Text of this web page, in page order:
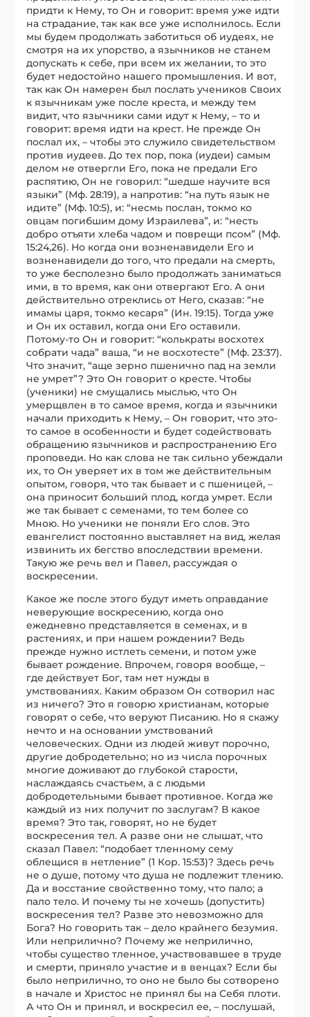
придти к Нему, то Он и говорит: время уже идти
на страдание, так как все уже исполнилось. Если
мы будем продолжать заботиться об иудеях, не
смотря на их упорство, а язычников не станем
допускать к себе, при всем их желании, то это
будет недостойно нашего промышления. И вот,
так как Он намерен был послать учеников Своих
к язычникам уже после креста, и между тем
видит, что язычники сами идут к Нему, – то и
говорит: время идти на крест. Не прежде Он
послал их, – чтобы это служило свидетельством
против иудеев. До тех пор, пока (иудеи) самым
делом не отвергли Его, пока не предали Его
распятию, Он не говорил: “шедше научите вся
языки” (Мф. 28:19), а напротив: “на путь язык не
идите” (Мф. 10:5), и: “несмь послан, токмо ко
овцам погибшим дому Израилева”, и: “несть
добро отъяти хлеба чадом и поврещи псом” (Мф.
15:24,26). Но когда они возненавидели Его и
возненавидели до того, что предали на смерть,
то уже бесполезно было продолжать заниматься
ими, в то время, как они отвергают Его. А они
действительно отреклись от Него, сказав: “не
имамы царя, токмо кесаря” (Ин. 19:15). Тогда уже
и Он их оставил, когда они Его оставили.
Потому-то Он и говорит: “колькраты восхотех
собрати чада” ваша, “и не восхотесте” (Мф. 23:37).
Что значит, “аще зерно пшенично пад на земли
не умрет”? Это Он говорит о кресте. Чтобы
(ученики) не смущались мыслью, что Он
умерщвлен в то самое время, когда и язычники
начали приходить к Нему, – Он говорит, что это-
то самое в особенности и будет содействовать
обращению язычников и распространению Его
проповеди. Но как слова не так сильно убеждали
их, то Он уверяет их в том же действительным
опытом, говоря, что так бывает и с пшеницей, –
она приносит больший плод, когда умрет. Если
же так бывает с семенами, то тем более со
Мною. Но ученики не поняли Его слов. Это
евангелист постоянно выставляет на вид, желая
извинить их бегство впоследствии времени.
Такую же речь вел и Павел, рассуждая о
воскресении.
Какое же после этого будут иметь оправдание
неверующие воскресению, когда оно
ежедневно представляется в семенах, и в
растениях, и при нашем рождении? Ведь
прежде нужно истлеть семени, и потом уже
бывает рождение. Впрочем, говоря вообще, –
где действует Бог, там нет нужды в
умствованиях. Каким образом Он сотворил нас
из ничего? Это я говорю христианам, которые
говорят о себе, что веруют Писанию. Но я скажу
нечто и на основании умствований
человеческих. Одни из людей живут порочно,
другие добродетельно; но из числа порочных
многие доживают до глубокой старости,
наслаждаясь счастьем, а с людьми
добродетельными бывает противное. Когда же
каждый из них получит по заслугам? В какое
время? Это так, говорят, но не будет
воскресения тел. А разве они не слышат, что
сказал Павел: “подобает тленному сему
облещися в нетление” (1 Кор. 15:53)? Здесь речь
не о душе, потому что душа не подлежит тлению.
Да и восстание свойственно тому, что пало; а
пало тело. И почему ты не хочешь (допустить)
воскресения тел? Разве это невозможно для
Бога? Но говорить так – дело крайнего безумия.
Или неприлично? Почему же неприлично,
чтобы существо тленное, участвовавшее в труде
и смерти, приняло участие и в венцах? Если бы
было неприлично, то оно не было бы сотворено
в начале и Христос не принял бы на Себя плоти.
А что Он и принял, и воскресил ее, – послушай,